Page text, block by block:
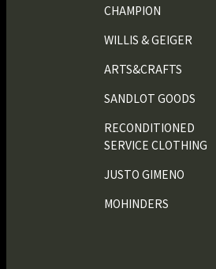
CHAMPION
WILLIS & GEIGER
ARTS&CRAFTS
SANDLOT GOODS
RECONDITIONED
SERVICE CLOTHING
JUSTO GIMENO
MOHINDERS